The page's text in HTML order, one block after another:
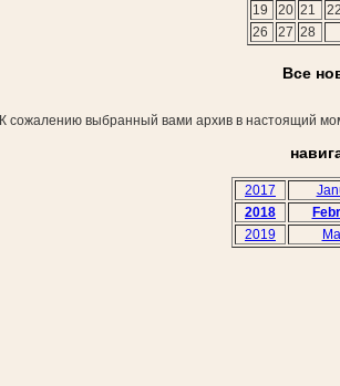
19
20 21
26
27 28
Все
К сожалению выбранный вами архив в настоящий
2017
2018
2019